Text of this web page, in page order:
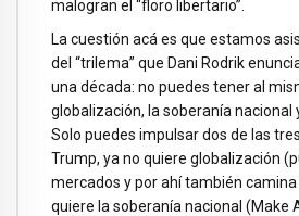
malogran el “floro libertario”.
La cuestión acá es que estamos
del “trilema” que Dani Rodrik
una década: no puedes tener al
globalización, la soberanía nacional
Solo puedes impulsar dos de las
Trump, ya no quiere globalización
mercados y por ahí también
quiere la soberanía nacional (Make